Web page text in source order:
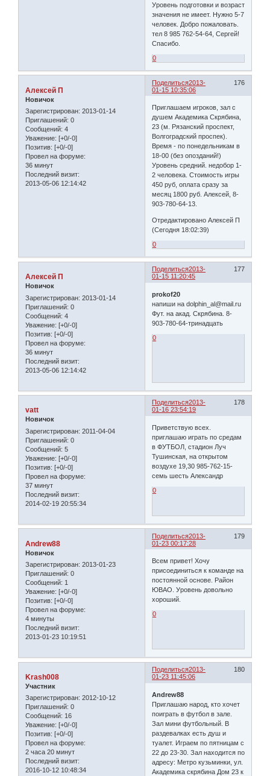
Уровень подготовки и возраст
значения не имеет. Нужно 5-7
человек. Добро пожаловать.
тел 8 985 762-54-64, Сергей!
Спасибо.
0
Поделиться 176
2013-
01-15 10:35:06
Алексей П
Новичок
Зарегистрирован: 2013-01-14
Приглашений: 0
Сообщений: 4
Уважение: [+0/-0]
Позитив: [+0/-0]
Провел на форуме:
36 минут
Последний визит:
2013-05-06 12:14:42
Приглашаем игроков, зал с
душем Академика Скрябина,
23 (м. Рязанский проспект,
Волгоградский проспек).
Время - по понедельникам в
18-00 (без опозданий!)
Уровень средний. недобор 1-
2 человека. Стоимость игры
450 руб, оплата сразу за
месяц 1800 руб. Алексей, 8-
903-780-64-13.
Отредактировано Алексей П
(Сегодня 18:02:39)
0
Поделиться 177
2013-
01-15 11:20:45
Алексей П
Новичок
Зарегистрирован: 2013-01-14
Приглашений: 0
Сообщений: 4
Уважение: [+0/-0]
Позитив: [+0/-0]
Провел на форуме:
36 минут
Последний визит:
2013-05-06 12:14:42
prokof20
напиши на dolphin_al@mail.ru
Фут. на акад. Скрябина. 8-
903-780-64-тринадцать
0
Поделиться 178
2013-
01-16 23:54:19
vatt
Новичок
Зарегистрирован: 2011-04-04
Приглашений: 0
Сообщений: 5
Уважение: [+0/-0]
Позитив: [+0/-0]
Провел на форуме:
37 минут
Последний визит:
2014-02-19 20:55:34
Приветствую всех.
приглашаю играть по средам
в ФУТБОЛ, стадион Луч
Тушинская, на открытом
воздухе 19,30 985-762-15-
семь шесть Александр
0
Поделиться 179
2013-
01-23 00:17:28
Andrew88
Новичок
Зарегистрирован: 2013-01-23
Приглашений: 0
Сообщений: 1
Уважение: [+0/-0]
Позитив: [+0/-0]
Провел на форуме:
4 минуты
Последний визит:
2013-01-23 10:19:51
Всем привет! Хочу
присоединиться к команде на
постоянной основе. Район
ЮВАО. Уровень довольно
хороший.
0
Поделиться 180
2013-
01-23 11:45:06
Krash008
Участник
Зарегистрирован: 2012-10-12
Приглашений: 0
Сообщений: 16
Уважение: [+0/-0]
Позитив: [+0/-0]
Провел на форуме:
2 часа 20 минут
Последний визит:
2016-10-12 10:48:34
Andrew88
Приглашаю народ, кто хочет
поиграть в футбол в зале.
Зал мини футбольный. В
раздевалках есть душ и
туалет. Играем по пятницам с
22 до 23-30. Зал находится по
адресу: Метро кузьминки, ул.
Академика скрябина Дом 23 к